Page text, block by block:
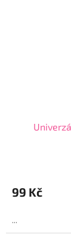
produktu
je
z
5
99 Kč
...